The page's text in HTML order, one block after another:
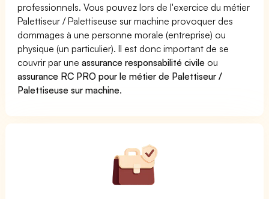
professionnels. Vous pouvez lors de l'exercice du métier
Palettiseur / Palettiseuse sur machine provoquer des
dommages à une personne morale (entreprise) ou
physique (un particulier). Il est donc important de se
couvrir par uneassurance responsabilité civile ou
assurance RC PRO pour le métier de Palettiseur /
Palettiseuse sur machine.